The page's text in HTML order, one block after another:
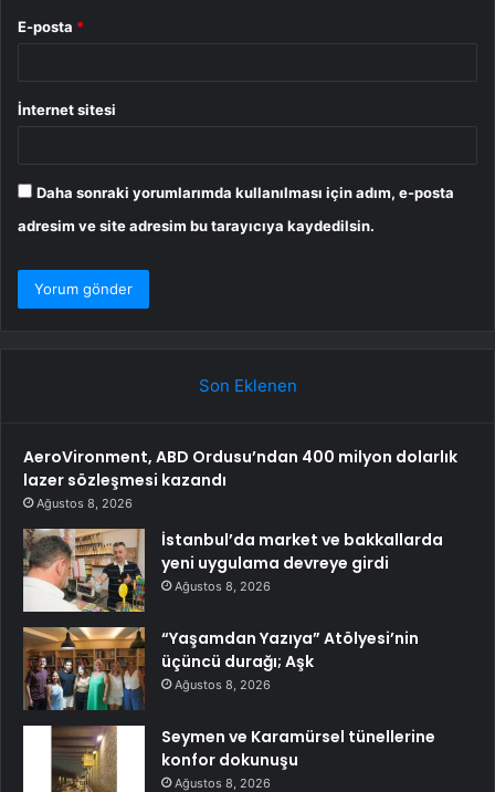
E-posta *
İnternet sitesi
Daha sonraki yorumlarımda kullanılması için adım, e-posta
adresim ve site adresim bu tarayıcıya kaydedilsin.
Son Eklenen
AeroVironment, ABD Ordusu’ndan 400 milyon dolarlık
lazer sözleşmesi kazandı
Ağustos 8, 2026
İstanbul’da market ve bakkallarda
yeni uygulama devreye girdi
Ağustos 8, 2026
“Yaşamdan Yazıya” Atölyesi’nin
üçüncü durağı; Aşk
Ağustos 8, 2026
Seymen ve Karamürsel tünellerine
konfor dokunuşu
Ağustos 8, 2026